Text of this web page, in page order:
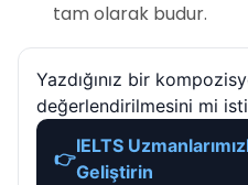
tam olarak budur.
Yazdığınız bir
değerlendirilmesini mi
👉
IELTS
Geliştirin